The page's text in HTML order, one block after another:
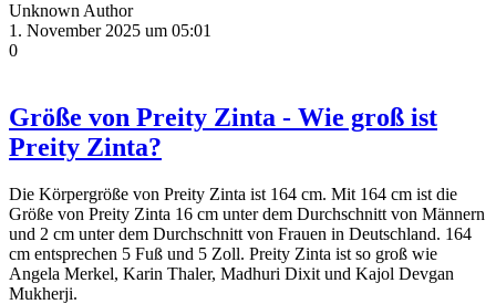
Unknown Author
1. November 2025 um 05:01
0
Größe von Preity Zinta - Wie groß ist
Preity Zinta?
Die Körpergröße von Preity Zinta ist 164 cm. Mit 164 cm ist die
Größe von Preity Zinta 16 cm unter dem Durchschnitt von Männern
und 2 cm unter dem Durchschnitt von Frauen in Deutschland. 164
cm entsprechen 5 Fuß und 5 Zoll. Preity Zinta ist so groß wie
Angela Merkel, Karin Thaler, Madhuri Dixit und Kajol Devgan
Mukherji.